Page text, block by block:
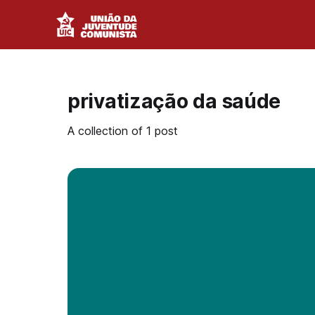
privatização da saúde
A collection of 1 post